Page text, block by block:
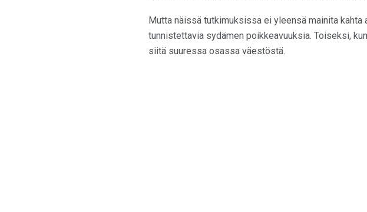
Mutta näissä tutkimuksissa ei yleensä mainita
tunnistettavia sydämen poikkeavuuksia. Toiseksi,
siitä suuressa osassa väestöstä.